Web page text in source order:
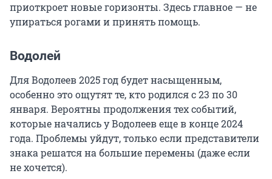
приоткроет новые горизонты. Здесь главное — не
упираться рогами и принять помощь.
Водолей
Для Водолеев 2025 год будет насыщенным,
особенно это ощутят те, кто родился с 23 по 30
января. Вероятны продолжения тех событий,
которые начались у Водолеев еще в конце 2024
года. Проблемы уйдут, только если представители
знака решатся на большие перемены (даже если
не хочется).